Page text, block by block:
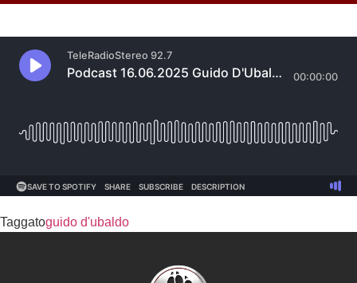
Taggatoguido d'ubaldo